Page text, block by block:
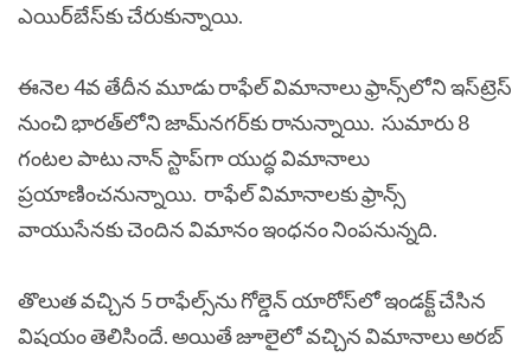
ఎయిర్‌బేస్‌కు చేరుకున్నాయి.
ఈనెల 4వ తేదీన మూడు రాఫేల్ విమానాలు ఫ్రాన్స్‌లోని ఇస్‌ట్రెస్
నుంచి భార‌త్‌లోని జామ్‌న‌గ‌ర్‌కు రానున్నాయి. సుమారు 8
గంట‌ల పాటు నాన్ స్టాప్‌గా యుద్ధ విమానాలు
ప్ర‌యాణించ‌నున్నాయి. రాఫేల్ విమానాల‌కు ఫ్రాన్స్
వాయుసేన‌కు చెందిన విమానం ఇంధ‌నం నింప‌నున్న‌ది.
తొలుత వ‌చ్చిన 5 రాఫేల్స్‌ను గోల్డెన్ యారోస్‌లో ఇండ‌క్ట్ చేసిన
విష‌యం తెలిసిందే. అయితే జూలైలో వ‌చ్చిన విమానాలు అర‌బ్